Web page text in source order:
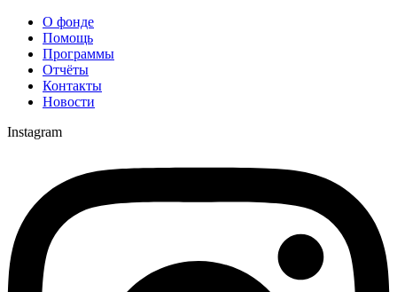
О фонде
Помощь
Программы
Отчёты
Контакты
Новости
Instagram